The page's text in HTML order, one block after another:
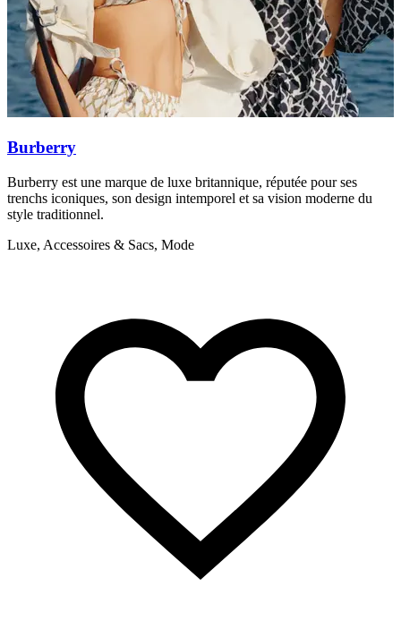
Burberry
Burberry est une marque de luxe britannique, réputée pour ses
trenchs iconiques, son design intemporel et sa vision moderne du
style traditionnel.
Luxe, Accessoires & Sacs, Mode